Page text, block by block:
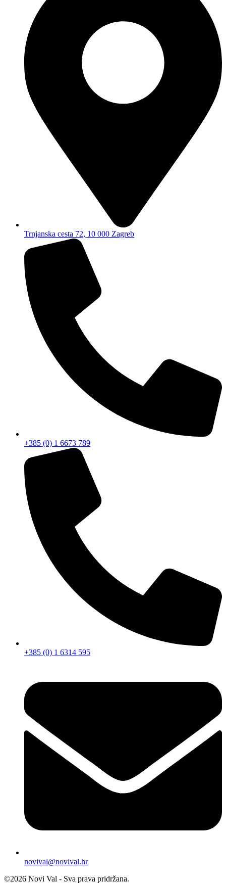
Trnjanska cesta 72, 10 000 Zagreb
+385 (0) 1 6673 789
+385 (0) 1 6314 595
novival@novival.hr
©2026 Novi Val - Sva prava pridržana.